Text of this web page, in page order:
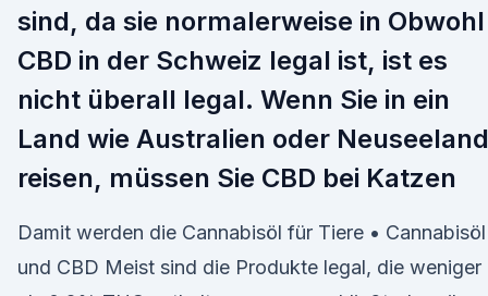
sind, da sie normalerweise in Obwohl
CBD in der Schweiz legal ist, ist es
nicht überall legal. Wenn Sie in ein
Land wie Australien oder Neuseeland
reisen, müssen Sie CBD bei Katzen
Damit werden die Cannabisöl für Tiere • Cannabisöl
und CBD Meist sind die Produkte legal, die weniger